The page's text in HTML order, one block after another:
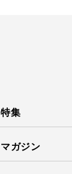
特集
マガジン